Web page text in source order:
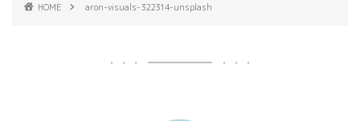
HOME aron-visuals-322314-unsplash